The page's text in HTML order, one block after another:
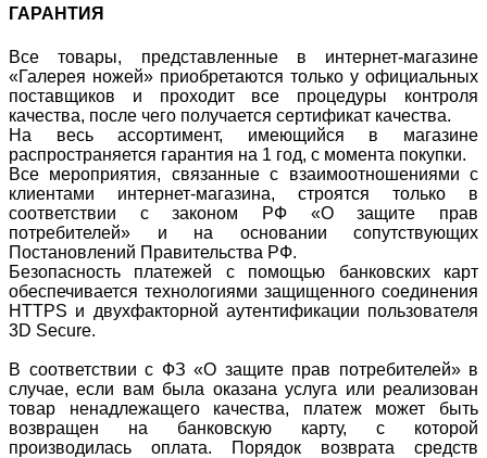
ГАРАНТИЯ
Все товары, представленные в интернет-магазине
«Галерея ножей» приобретаются только у официальных
поставщиков и проходит все процедуры контроля
качества, после чего получается сертификат качества.
На весь ассортимент, имеющийся в магазине
распространяется гарантия на 1 год, с момента покупки.
Все мероприятия, связанные с взаимоотношениями с
клиентами интернет-магазина, строятся только в
соответствии с законом РФ «О защите прав
потребителей» и на основании сопутствующих
Постановлений Правительства РФ.
Безопасность платежей с помощью банковских карт
обеспечивается технологиями защищенного соединения
HTTPS и двухфакторной аутентификации пользователя
3D Secure.
В соответствии с ФЗ «О защите прав потребителей» в
случае, если вам была оказана услуга или реализован
товар ненадлежащего качества, платеж может быть
возвращен на банковскую карту, с которой
производилась оплата. Порядок возврата средств